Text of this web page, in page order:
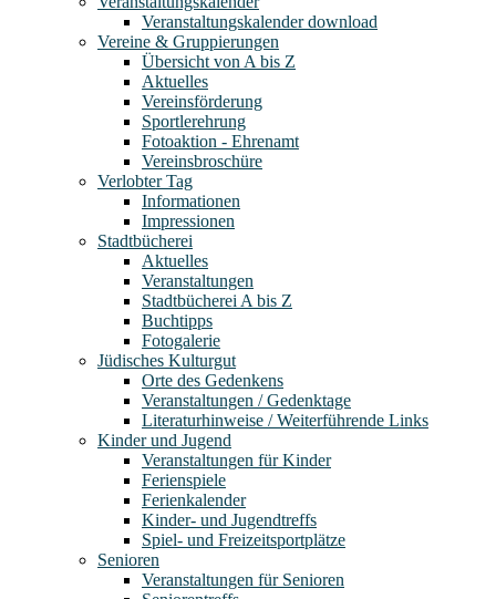
Veranstaltungskalender download
Vereine & Gruppierungen
Übersicht von A bis Z
Aktuelles
Vereinsförderung
Sportlerehrung
Fotoaktion - Ehrenamt
Vereinsbroschüre
Verlobter Tag
Informationen
Impressionen
Stadtbücherei
Aktuelles
Veranstaltungen
Stadtbücherei A bis Z
Buchtipps
Fotogalerie
Jüdisches Kulturgut
Orte des Gedenkens
Veranstaltungen / Gedenktage
Literaturhinweise / Weiterführende Links
Kinder und Jugend
Veranstaltungen für Kinder
Ferienspiele
Ferienkalender
Kinder- und Jugendtreffs
Spiel- und Freizeitsportplätze
Senioren
Veranstaltungen für Senioren